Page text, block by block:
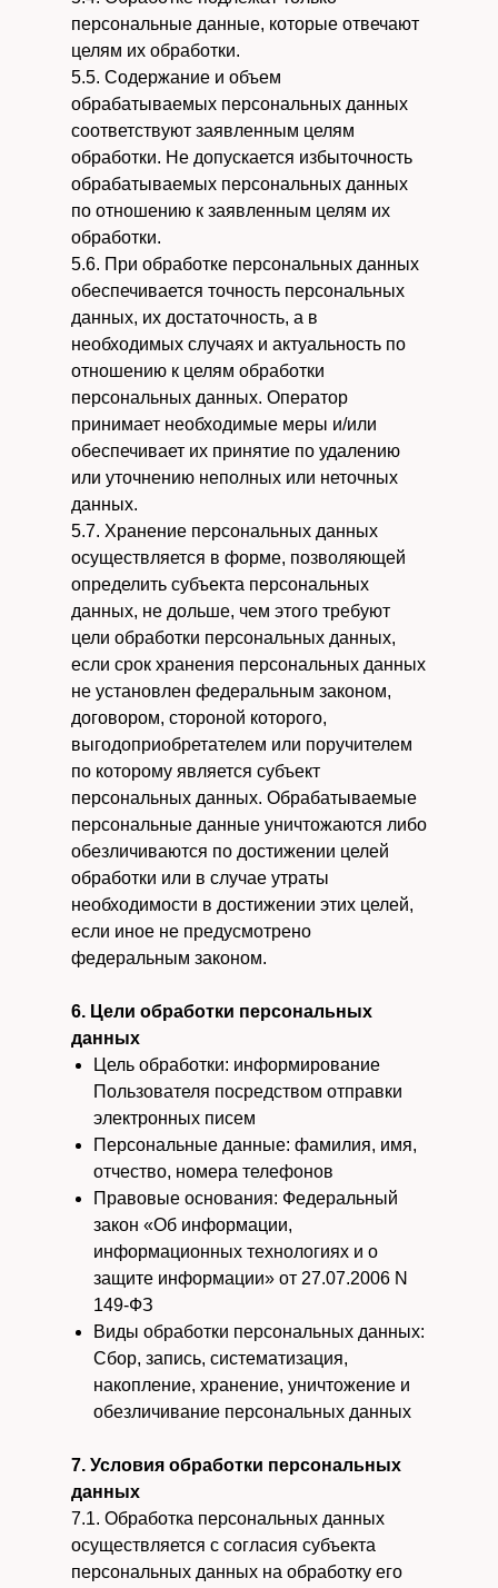
персональные данные, которые отвечают
целям их обработки.
5.5. Содержание и объем
обрабатываемых персональных данных
соответствуют заявленным целям
обработки. Не допускается избыточность
обрабатываемых персональных данных
по отношению к заявленным целям их
обработки.
5.6. При обработке персональных данных
обеспечивается точность персональных
данных, их достаточность, а в
необходимых случаях и актуальность по
отношению к целям обработки
персональных данных. Оператор
принимает необходимые меры и/или
обеспечивает их принятие по удалению
или уточнению неполных или неточных
данных.
5.7. Хранение персональных данных
осуществляется в форме, позволяющей
определить субъекта персональных
данных, не дольше, чем этого требуют
цели обработки персональных данных,
если срок хранения персональных данных
не установлен федеральным законом,
договором, стороной которого,
выгодоприобретателем или поручителем
по которому является субъект
персональных данных. Обрабатываемые
персональные данные уничтожаются либо
обезличиваются по достижении целей
обработки или в случае утраты
необходимости в достижении этих целей,
если иное не предусмотрено
федеральным законом.
6. Цели обработки персональных
данных
Цель обработки: информирование
Пользователя посредством отправки
электронных писем
Персональные данные: фамилия, имя,
отчество, номера телефонов
Правовые основания: Федеральный
закон «Об информации,
информационных технологиях и о
защите информации» от 27.07.2006 N
149-ФЗ
Виды обработки персональных данных:
Сбор, запись, систематизация,
накопление, хранение, уничтожение и
обезличивание персональных данных
7. Условия обработки персональных
данных
7.1. Обработка персональных данных
осуществляется с согласия субъекта
персональных данных на обработку его